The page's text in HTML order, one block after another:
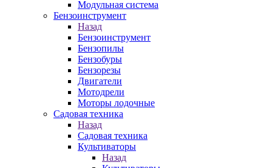
Модульная система
Бензоинструмент
Назад
Бензоинструмент
Бензопилы
Бензобуры
Бензорезы
Двигатели
Мотодрели
Моторы лодочные
Садовая техника
Назад
Садовая техника
Культиваторы
Назад